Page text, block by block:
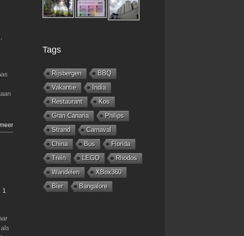
1
Tags
Rijsbergen
BBQ
Vakantie
India
Restaurant
Kos
Gran Canaria
Philips
Strand
Carnaval
China
Bus
Florida
Trein
LEGO
Rhodos
Wandelen
XBox360
Bier
Bangalore